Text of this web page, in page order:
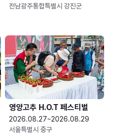
전남광주통합특별시 강진군
영양고추 H.O.T 페스티벌
2026.08.27~2026.08.29
서울특별시 중구